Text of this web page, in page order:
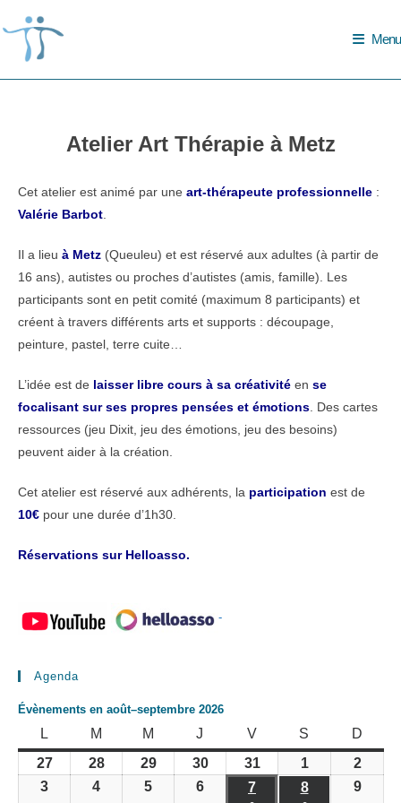
to
content
Menu
Atelier Art Thérapie à Metz
Cet atelier est animé par une art-thérapeute professionnelle :
Valérie Barbot
Il a lieu à Metz (Queuleu) et est réservé aux adultes (à partir de
16 ans), autistes ou proches d’autistes (amis, famille). Les
participants sont en petit comité (maximum 8 participants) et
créent à travers différents arts et supports : découpage,
peinture, pastel, terre cuite…
L’idée est de laisser libre cours à sa créativité en se
focalisant sur ses propres pensées et émotions . Des cartes
ressources (jeu Dixit, jeu des émotions, jeu des besoins)
peuvent aider à la création.
Cet atelier est réservé aux adhérents, la participation est de
10€ pour une durée d’1h30.
Réservations sur Helloasso.
-
Agenda
Évènements en août–septembre 2026
L M M MERCREDI
J VVENDREDI
S SAMEDID
2727
2828
2929
3030
juillet
31
juillet
1 2
août
3 4 5 6 7 88
99